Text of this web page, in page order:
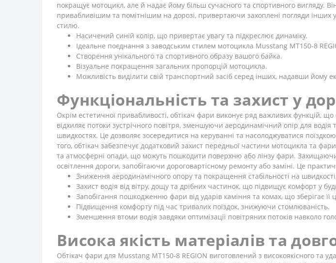
покращує мотоцикл, але й надає йому більш сучасного та спортивного вигляду.
привабливішим та помітнішим на дорозі, привертаючи захоплені погляди інших
стилю.
Насичений синій колір, що привертає увагу та підкреслює динаміку.
Ідеальне поєднання з заводським стилем мотоцикла Musstang MT150-8
Створення унікального та спортивного образу вашого байка.
Візуальне покращення загальних пропорцій мотоцикла.
Можливість виділити свій транспортний засіб серед інших, надавши йому
Функціональність та захист у
Окрім естетичної привабливості, обтікач фари виконує ряд важливих функцій,
відхиляє потоки зустрічного повітря, зменшуючи аеродинамічний опір для
швидкостях. Це дозволяє зосередитися на керуванні та насолоджуватися
того, обтікач забезпечує додатковий захист передньої частини мотоцикла та
та атмосферні опади, що можуть пошкодити поверхню або лінзу фари. Захищаючи
освітлення дороги, запобігаючи дороговартісному ремонту або заміні. Це
Зниження аеродинамічного опору та покращення стабільності на
Захист водія від вітру, дощу та дрібних частинок, що підвищує комфорт у
Запобігання пошкодженню фари від ударів каміння та комах, що зберігає її
Підвищення комфорту під час тривалих поїздок, знижуючи стомлюваність.
Зменшення втоми водія завдяки оптимізації повітряних потоків навколо
Висока якість матеріалів та
Обтікач фари для Musstang MT150-8 REGION виготовлений з високоякісного та